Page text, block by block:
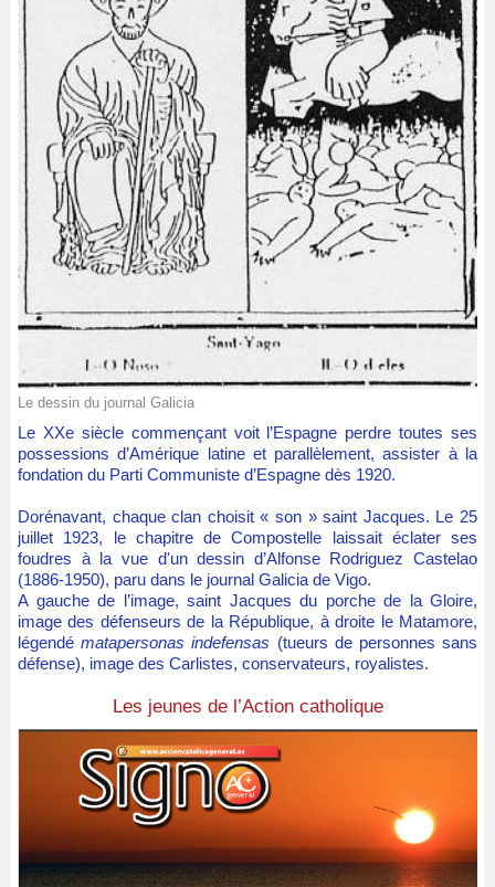
Le dessin du journal Galicia
Le XXe siècle commençant voit l’Espagne perdre toutes ses
possessions d’Amérique latine et parallèlement, assister à la
fondation du Parti Communiste d’Espagne dès 1920.
Dorénavant, chaque clan choisit « son » saint Jacques. Le 25
juillet 1923, le chapitre de Compostelle laissait éclater ses
foudres à la vue d'un dessin d’Alfonse Rodriguez Castelao
(1886-1950), paru dans le journal Galicia de Vigo.
A gauche de l’image, saint Jacques du porche de la Gloire,
image des défenseurs de la République, à droite le Matamore,
légendématapersonas indefensas (tueurs de personnes sans
défense), image des Carlistes, conservateurs, royalistes.
Les jeunes de l’Action catholique